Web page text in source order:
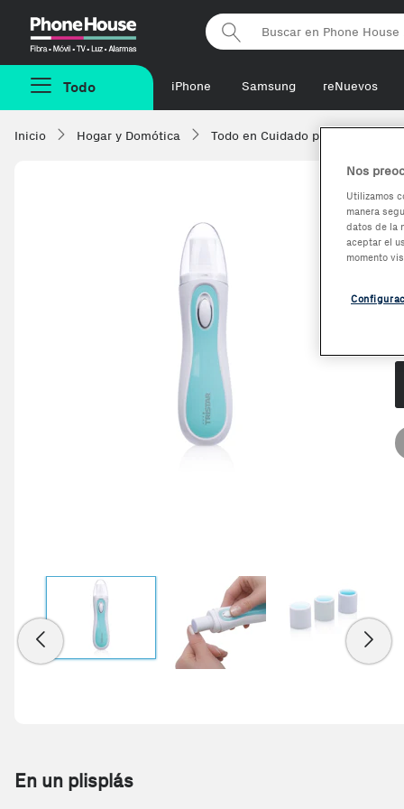
Phonehouse
Todo iPhone Samsung reNuevos
Inicio Hogar y Domótica Todo en Cuidado personal
En un plisplás
Nos
Utilizamos
manera
datos de la
aceptar el
momento